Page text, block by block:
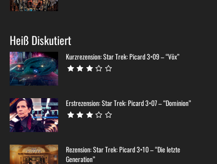
Heiß Diskutiert
Kurzrezension: Star Trek: Picard 3×09 – “Võx”
Erstrezension: Star Trek: Picard 3×07 – “Dominion”
Rezension: Star Trek: Picard 3×10 – “Die letzte
Generation”